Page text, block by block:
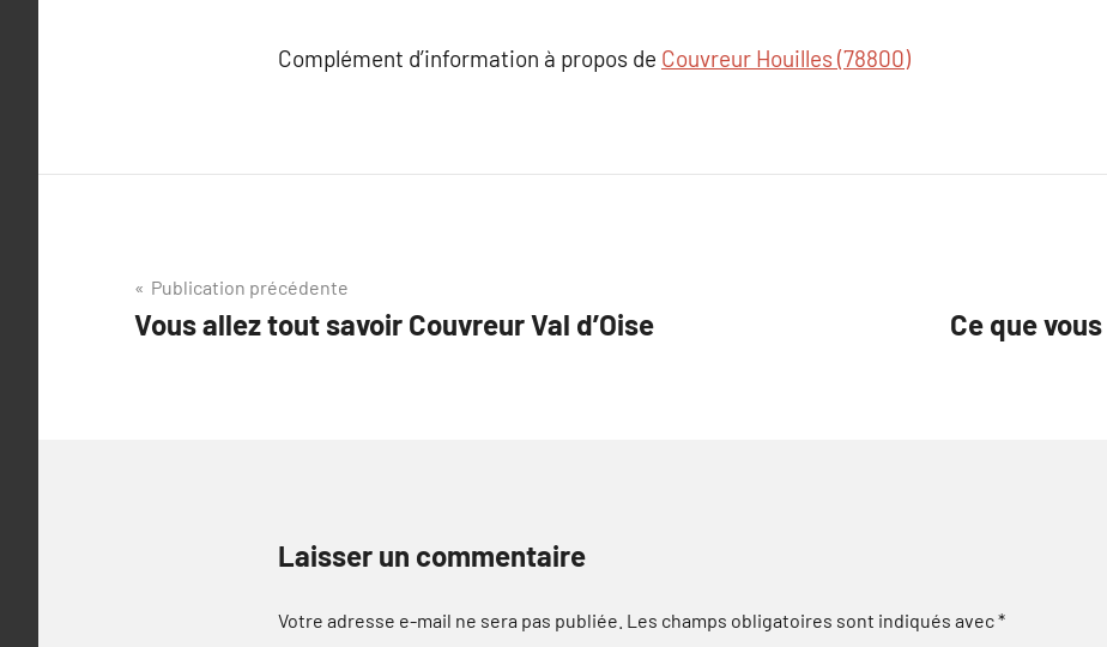
Complément d’information à propos de Couvreur Houilles (78800)
Navigation
de
Publication précédente
Vous allez tout savoir Couvreur Val d’Oise Ce que
Laisser un commentaire
Votre adresse e-mail ne sera pas publiée. Les champs obligatoires sont indiqués avec*